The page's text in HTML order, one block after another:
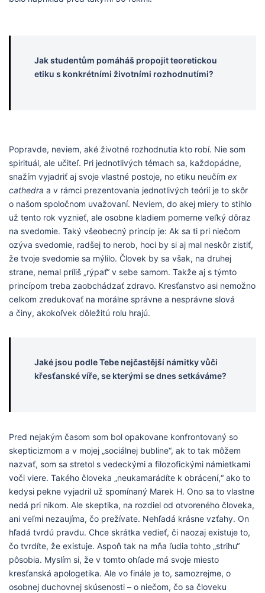
Jak studentům pomáháš propojit teoretickou
etiku s konkrétními životními rozhodnutími?
Popravde, neviem, aké životné rozhodnutia kto robí. Nie som
spirituál, ale učiteľ. Pri jednotlivých témach sa, každopádne,
snažím vyjadriť aj svoje vlastné postoje, no etiku neučím ex
cathedra a v rámci prezentovania jednotlivých teórií je to skôr
o našom spoločnom uvažovaní. Neviem, do akej miery to stihlo
už tento rok vyznieť, ale osobne kladiem pomerne veľký dôraz
na svedomie. Taký všeobecný princíp je: Ak sa ti pri niečom
ozýva svedomie, radšej to nerob, hoci by si aj mal neskôr zistiť,
že tvoje svedomie sa mýlilo. Človek by sa však, na druhej
strane, nemal príliš „rýpať“ v sebe samom. Takže aj s týmto
princípom treba zaobchádzať zdravo. Kresťanstvo asi nemožno
celkom zredukovať na morálne správne a nesprávne slová
a činy, akokoľvek dôležitú rolu hrajú.
Jaké jsou podle Tebe nejčastější námitky vůči
křesťanské víře, se kterými se dnes setkáváme?
Pred nejakým časom som bol opakovane konfrontovaný so
skepticizmom a v mojej „sociálnej bubline“, ak to tak môžem
nazvať, som sa stretol s vedeckými a filozofickými námietkami
voči viere. Takého človeka „neukamarádíte k obrácení,“ ako to
kedysi pekne vyjadril už spomínaný Marek H. Ono sa to vlastne
nedá pri nikom. Ale skeptika, na rozdiel od otvoreného človeka,
ani veľmi nezaujíma, čo prežívate. Nehľadá krásne vzťahy. On
hľadá tvrdú pravdu. Chce skrátka vedieť, či naozaj existuje to,
čo tvrdíte, že existuje. Aspoň tak na mňa ľudia tohto „strihu“
pôsobia. Myslím si, že v tomto ohľade má svoje miesto
kresťanská apologetika. Ale vo finále je to, samozrejme, o
osobnej duchovnej skúsenosti – o niečom, čo sa človeku